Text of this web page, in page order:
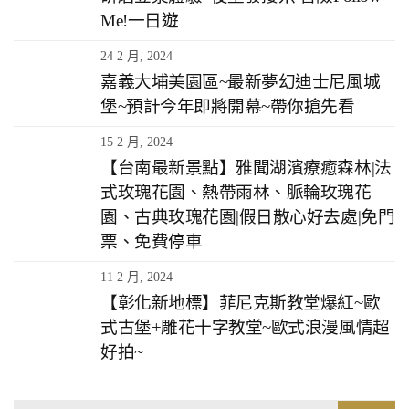
Me!一日遊
24 2 月, 2024
嘉義大埔美園區~最新夢幻迪士尼風城
堡~預計今年即將開幕~帶你搶先看
15 2 月, 2024
【台南最新景點】雅聞湖濱療癒森林|法
式玫瑰花園、熱帶雨林、脈輪玫瑰花
園、古典玫瑰花園|假日散心好去處|免門
票、免費停車
11 2 月, 2024
【彰化新地標】菲尼克斯教堂爆紅~歐
式古堡+雕花十字教堂~歐式浪漫風情超
好拍~